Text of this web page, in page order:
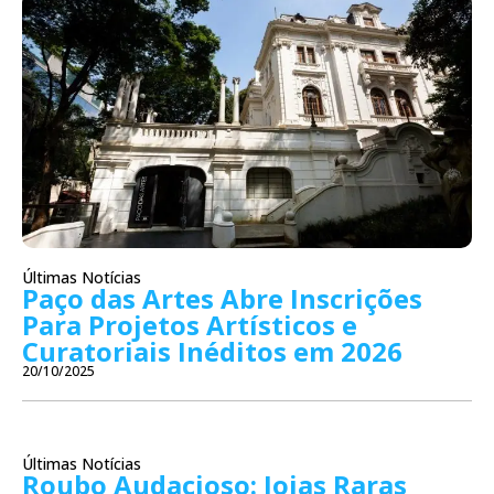
Últimas Notícias
Paço das Artes Abre Inscrições
Para Projetos Artísticos e
Curatoriais Inéditos em 2026
20/10/2025
Últimas Notícias
Roubo Audacioso: Joias Raras